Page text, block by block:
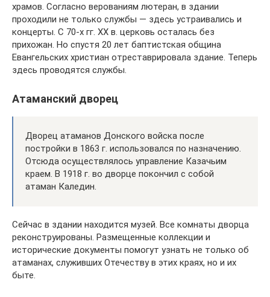
храмов. Согласно верованиям лютеран, в здании
проходили не только службы — здесь устраивались и
концерты. С 70-х гг. XX в. церковь осталась без
прихожан. Но спустя 20 лет баптистская община
Евангельских христиан отреставрировала здание. Теперь
здесь проводятся службы.
Атаманский дворец
Дворец атаманов Донского войска после
постройки в 1863 г. использовался по назначению.
Отсюда осуществлялось управление Казачьим
краем. В 1918 г. во дворце покончил с собой
атаман Каледин.
Сейчас в здании находится музей. Все комнаты дворца
реконструированы. Размещенные коллекции и
исторические документы помогут узнать не только об
атаманах, служивших Отечеству в этих краях, но и их
быте.